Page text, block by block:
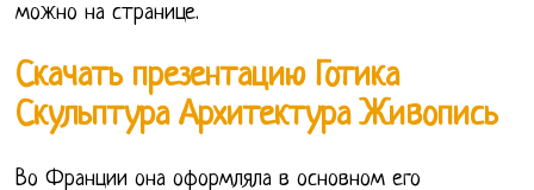
можно на странице.
Скачать презентацию Готика
Скульптура Архитектура Живопись
Во Франции она оформляла в основном его